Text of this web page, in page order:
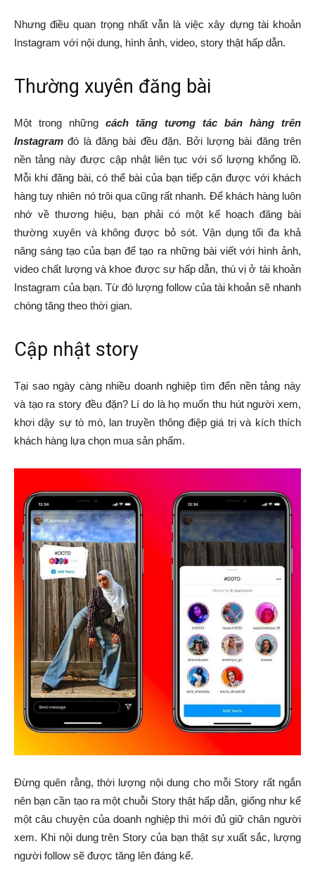
Nhưng điều quan trọng nhất vẫn là việc xây dựng tài khoản
Instagram với nội dung, hình ảnh, video, story thật hấp dẫn.
Thường xuyên đăng bài
Một trong những cách tăng tương tác bán hàng trên
Instagram đó là đăng bài đều đặn. Bởi lượng bài đăng trên
nền tảng này được cập nhật liên tục với số lượng khổng lồ.
Mỗi khi đăng bài, có thể bài của bạn tiếp cận được với khách
hàng tuy nhiên nó trôi qua cũng rất nhanh. Để khách hàng luôn
nhớ về thương hiệu, bạn phải có một kế hoạch đăng bài
thường xuyên và không được bỏ sót. Vận dụng tối đa khả
năng sáng tạo của bạn để tạo ra những bài viết với hình ảnh,
video chất lượng và khoe được sự hấp dẫn, thú vị ở tài khoản
Instagram của bạn. Từ đó lượng follow của tài khoản sẽ nhanh
chóng tăng theo thời gian.
Cập nhật story
Tại sao ngày càng nhiều doanh nghiệp tìm đến nền tảng này
và tạo ra story đều đặn? Lí do là họ muốn thu hút người xem,
khơi dậy sự tò mò, lan truyền thông điệp giá trị và kích thích
khách hàng lựa chọn mua sản phẩm.
Đừng quên rằng, thời lượng nội dung cho mỗi Story rất ngắn
nên bạn cần tạo ra một chuỗi Story thật hấp dẫn, giống như kể
một câu chuyện của doanh nghiệp thì mới đủ giữ chân người
xem. Khi nội dung trên Story của bạn thật sự xuất sắc, lượng
người follow sẽ được tăng lên đáng kể.